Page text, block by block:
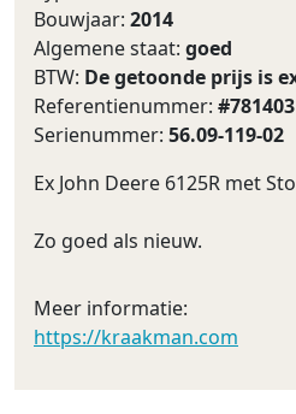
Bouwjaar: 2014
Algemene staat: goed
BTW: De getoonde prijs is
Referentienummer: #781403
Serienummer: 56.09-119-02
Ex John Deere 6125R met
Zo goed als nieuw.
Meer informatie:
https://kraakman.com